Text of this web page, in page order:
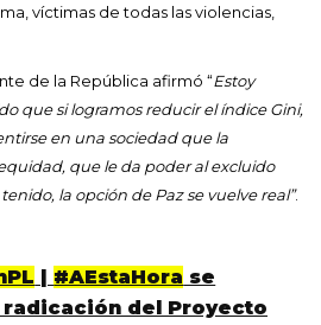
víctimas de todas las violencias,
de la República afirmó “Estoy
que si logramos reducir el índice Gini,
en una sociedad que la
que le da poder al excluido
la opción de Paz se vuelve real”.
| #AEstaHora se
radicación del Proyecto